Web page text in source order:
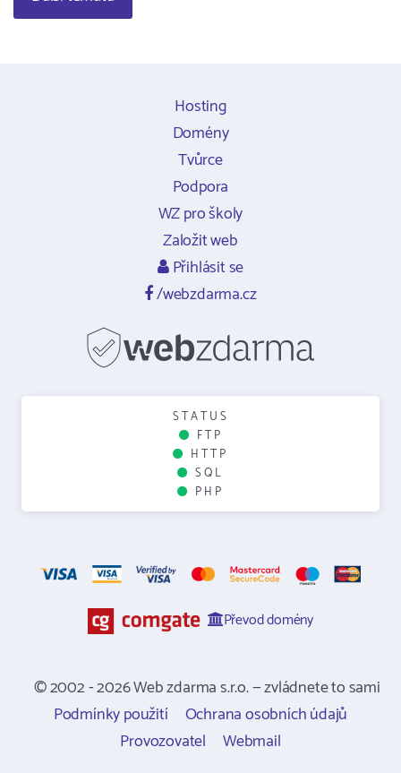
Hosting
Domény
Tvůrce
Podpora
WZ pro školy
Založit web
Přihlásit se
/webzdarma.cz
STATUS
FTP
HTTP
SQL
PHP
Převod domény
© 2002 - 2026 Web zdarma s.r.o. — zvládnete to sami
Podmínky použití
Ochrana osobních údajů
Provozovatel
Webmail